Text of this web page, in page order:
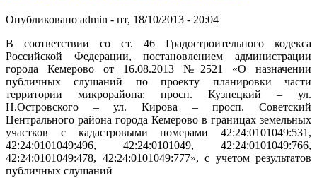
Опубликовано admin - пт, 18/10/2013 - 20:04
В соответствии со ст. 46 Градостроительного кодекса
Российской Федерации, постановлением администрации
города Кемерово от 16.08.2013 №2521 «О назначении
публичных слушаний по проекту планировки части
территории микрорайона: просп. Кузнецкий – ул.
Н.Островского – ул. Кирова – просп. Советский
Центрального района города Кемерово в границах земельных
участков с кадастровыми номерами 42:24:0101049:531,
42:24:0101049:496, 42:24:0101049, 42:24:0101049:766,
42:24:0101049:478, 42:24:0101049:777», с учетом результатов
публичных слушаний